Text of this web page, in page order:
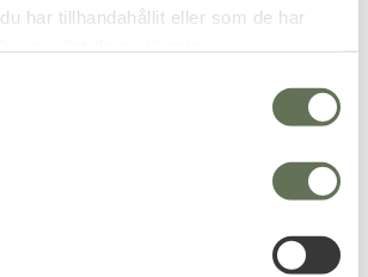
har tillhandahållit eller som de har
63KR